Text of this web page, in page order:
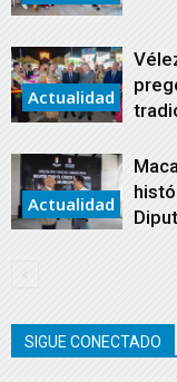
Actualidad
Actualidad
SIGUE CONECTADO